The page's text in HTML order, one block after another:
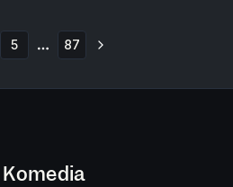
5 87